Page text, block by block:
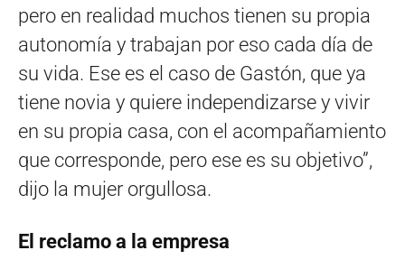
pero en realidad muchos tienen su propia
autonomía y trabajan por eso cada día de
su vida. Ese es el caso de Gastón, que ya
tiene novia y quiere independizarse y vivir
en su propia casa, con el acompañamiento
que corresponde, pero ese es su objetivo”,
dijo la mujer orgullosa.
El reclamo a la empresa